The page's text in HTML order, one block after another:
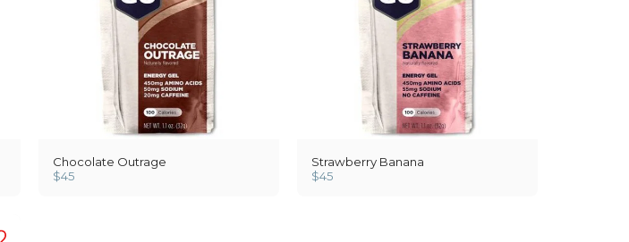
Chocolate Outrage
$45
Strawberry Banana
$45